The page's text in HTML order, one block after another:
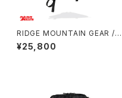
RIDGE MOUNTAIN GEAR / S
ASH PACK
¥25,800